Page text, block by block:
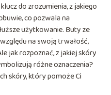
do zrozumienia, z jakiego
co pozwala na
użytkowanie. Buty ze
na swoją trwałość,
jak rozpoznać, z jakiej skóry
różne oznaczenia?
skóry, który pomoże Ci